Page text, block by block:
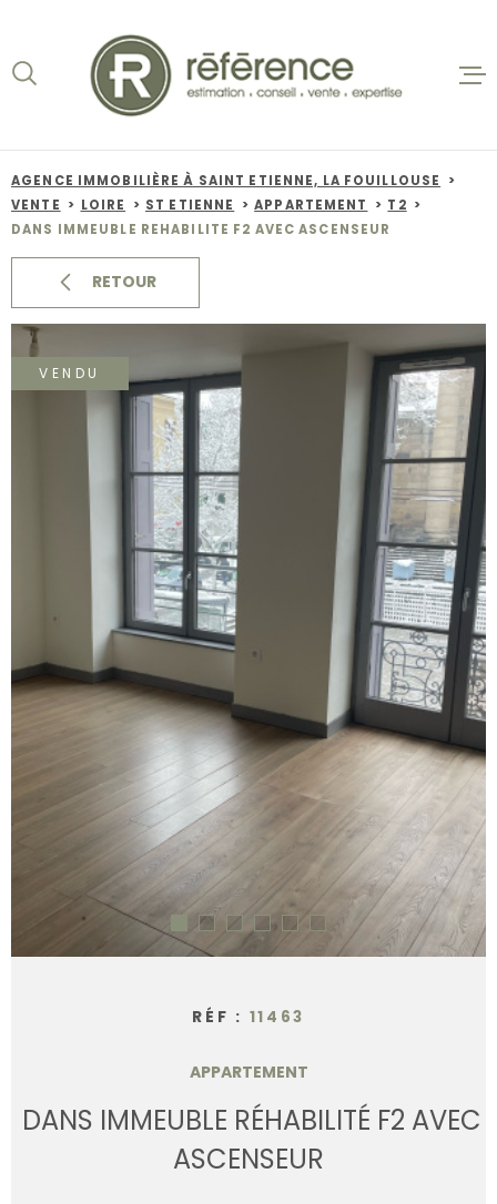
la
recherche
menu
principal
contenu
ACCUEIL
VENTES
BIENS
ALERTE
CONTACT
AGENCE IMMOBILIÈRE À SAINT ETIENNE, LA FOUILLOUSE
VENTE
LOIRE ST ETIENNE APPARTEMENT
T2
DANS IMMEUBLE REHABILITE F2 AVEC ASCENSEUR
RETOUR
VENDU
RÉF : 11463
APPARTEMENT
DANS IMMEUBLE RÉHABILITÉ F2 AVEC
ASCENSEUR